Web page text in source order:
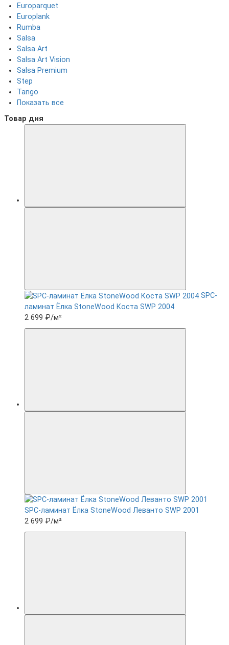
Europarquet
Europlank
Rumba
Salsa
Salsa Art
Salsa Art Vision
Salsa Premium
Step
Tango
Показать все
Товар дня
SPC-
ламинат Ëлка StoneWood Коста SWP 2004
2 699 ₽/м²
SPC-ламинат Ëлка StoneWood Леванто SWP 2001
2 699 ₽/м²